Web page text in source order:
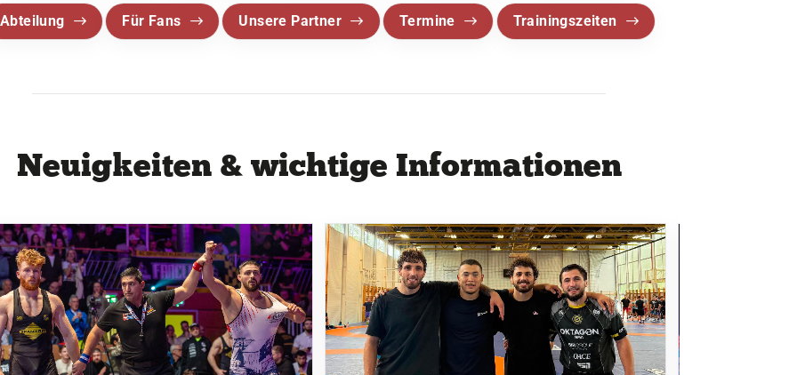
Abteilung Für Fans Unsere Partner Termine Trainingszeiten
Neuigkeiten & wichtige Informationen